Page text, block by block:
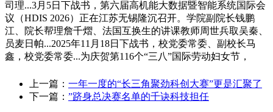
司理...3月5日下战书，第六届高机能大数据暨智能系统国际会
议（HDIS 2026）正在江苏无锡隆沉召开。学院副院长钱鹏
江、院长帮理詹千熠、法国互换生的讲课教师周世兵取吴秦、
员麦日帕...2025年11月18日下战书，校党委常委、副校长马
鑫，校党委常委...为庆贺第116个“三八”国际劳动妇女节，
上一篇： 一年一度的“长三角聚劲科创大赛”更是汇聚了
下一篇： ”跻身总决赛名单的千诀科技担任